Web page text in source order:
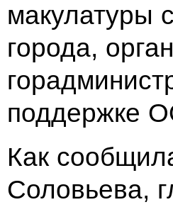
макулатуры
города,
поддержке
Как
Соловьева,